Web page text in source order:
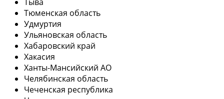
Тюменская область
Удмуртия
Ульяновская область
Хабаровский край
Хакасия
Ханты-Мансийский АО
Челябинская область
Чеченская республика